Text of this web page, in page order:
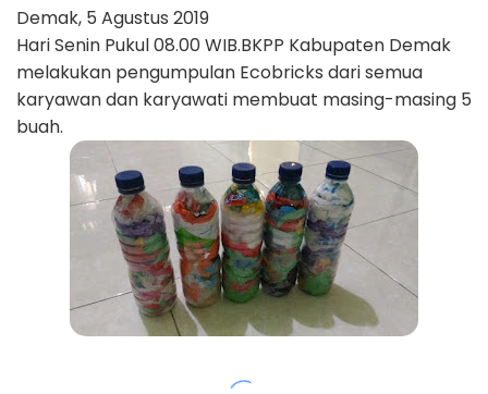
Demak, 5 Agustus 2019
Hari Senin Pukul 08.00 WIB.BKPP Kabupaten Demak
melakukan pengumpulan Ecobricks dari semua
karyawan dan karyawati membuat masing-masing 5
buah.